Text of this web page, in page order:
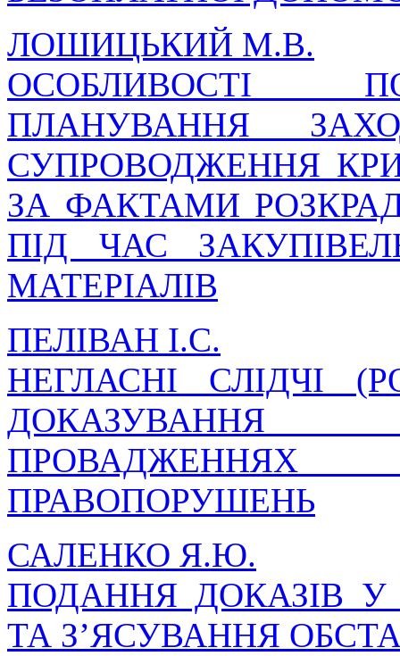
ЛОШИЦЬКИЙ М.В.
ОСОБЛИВОСТІ
ПЛАНУВАННЯ
СУПРОВОДЖЕННЯ
ЗА ФАКТАМИ
ПІД ЧАС
МАТЕРІАЛІВ
ПЕЛІВАН І.С.
НЕГЛАСНІ СЛІДЧІ
ПРОВАДЖЕННЯХ
ПРАВОПОРУШЕНЬ
САЛЕНКО Я.Ю.
ПОДАННЯ ДОКАЗІВ У
ТА З’ЯСУВАННЯ